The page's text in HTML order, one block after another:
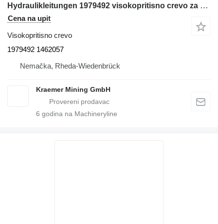
Hydraulikleitungen 1979492 visokopritisno crevo za Terex RH40, CATERPILLAR 6015 bagera
Cena na upit
Visokopritisno crevo
1979492 1462057
Nemačka, Rheda-Wiedenbrück
Kraemer Mining GmbH
6 godina na Machineryline